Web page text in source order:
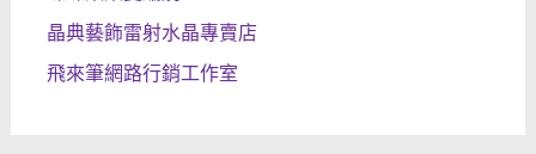
晶典藝飾雷射水晶專賣店
飛來筆網路行銷工作室